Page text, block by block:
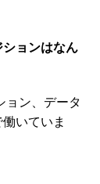
ョンはなん
ョン、データ
いていま